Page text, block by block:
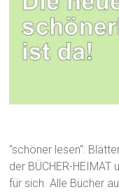
"schöner lesen":
der BÜCHER-
für sich. Alle Bücher